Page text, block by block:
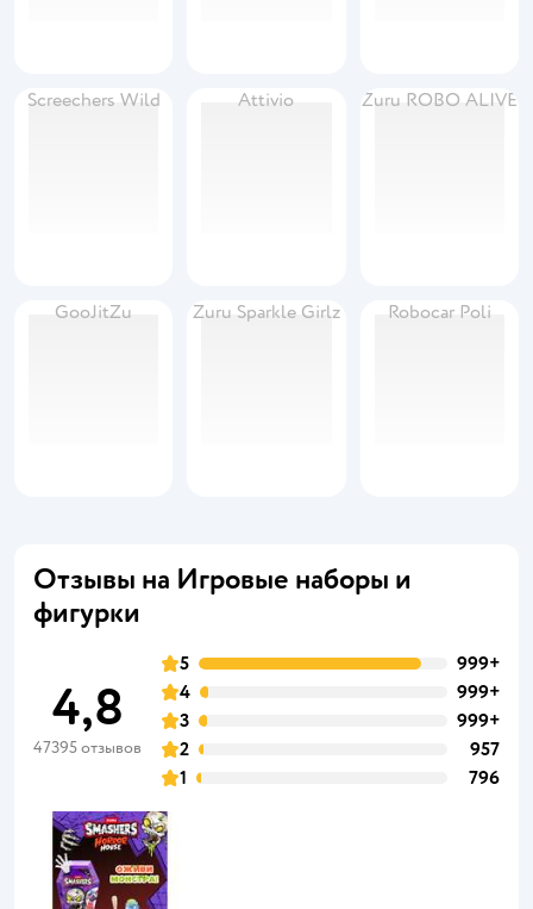
Screechers Wild Attivio Zuru ROBO ALIVE
GooJitZu Zuru Sparkle Girlz Robocar Poli
Отзывы на Игровые наборы и
фигурки
4,8
47395 отзывов
5
999+
4
999+
3
999+
2
957
1
796